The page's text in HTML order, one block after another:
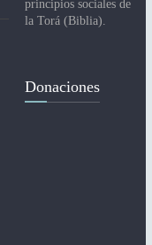
principios sociales de
la Torá (Biblia).
Donaciones